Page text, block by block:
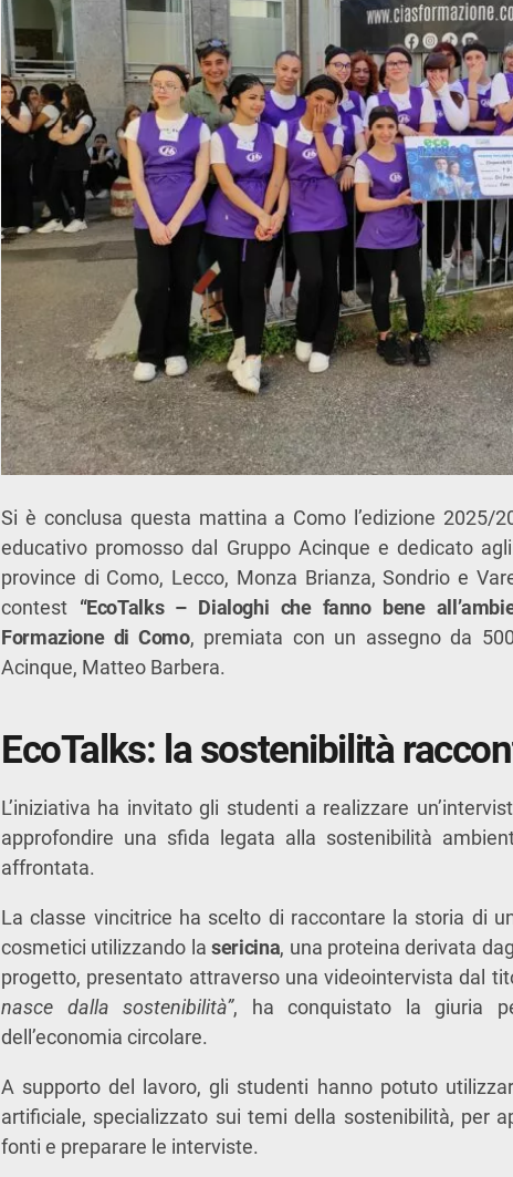
Si è conclusa questa mattina a Como l’edizione 2025/
educativo promosso dal Gruppo Acinque e dedicato
province di Como, Lecco, Monza Brianza, Sondrio e
contest “EcoTalks – Dialoghi che fanno bene
Formazione di Como, premiata con un assegno da
Acinque, Matteo Barbera.
EcoTalks: la sostenibilità
L’iniziativa ha invitato gli studenti a realizzare
approfondire una sfida legata alla sostenibilità
affrontata.
La classe vincitrice ha scelto di raccontare la storia di
cosmetici utilizzando lasericina, una proteina derivata
progetto, presentato attraverso una videointervista dal
nasce dalla sostenibilità”, ha conquistato la giuria
dell’economia circolare.
A supporto del lavoro, gli studenti hanno potuto
artificiale, specializzato sui temi della sostenibilità, per
fonti e preparare le interviste.